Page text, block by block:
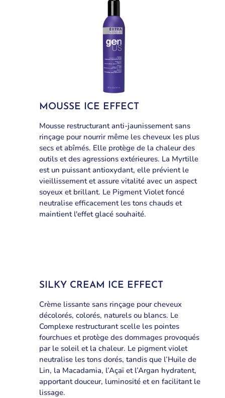
MOUSSE ICE EFFECT
Mousse restructurant anti-jaunissement sans
rinçage pour nourrir même les cheveux les plus
secs et abîmés. Elle protège de la chaleur des
outils et des agressions extérieures. La Myrtille
est un puissant antioxydant, elle prévient le
vieillissement et assure vitalité avec un aspect
soyeux et brillant. Le Pigment Violet foncé
neutralise efficacement les tons chauds et
maintient l'effet glacé souhaité.
SILKY CREAM ICE EFFECT
Crème lissante sans rinçage pour cheveux
décolorés, colorés, naturels ou blancs. Le
Complexe restructurant scelle les pointes
fourchues et protège des dommages provoqués
par le soleil et la chaleur. Le pigment violet
neutralise les tons dorés, tandis que l’Huile de
Lin, la Macadamia, l’Açaï et l’Argan hydratent,
apportant douceur, luminosité et en facilitant le
lissage.